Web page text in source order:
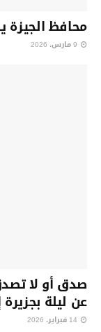
محافظ الجيزة
صدق أو لا
عن ليلة